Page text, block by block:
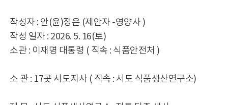
작성자 : 안(윤)정은 (제안자 -영양사 )
작성 일자 : 2026. 5. 16(토)
소관 : 이재명 대통령 ( 직속 : 식품안전처 )
소 관 : 17곳 시도지사 ( 직속 : 시도 식품생산연구소)